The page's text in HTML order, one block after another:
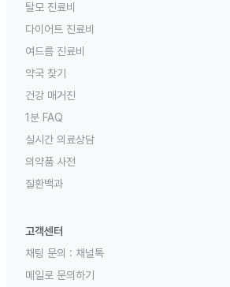
탈모 진료비
다이어트 진료비
여드름 진료비
약국 찾기
건강 매거진
1분 FAQ
실시간 의료상담
의약품 사전
질환백과
고객센터
채팅 문의 : 채널톡
메일로 문의하기